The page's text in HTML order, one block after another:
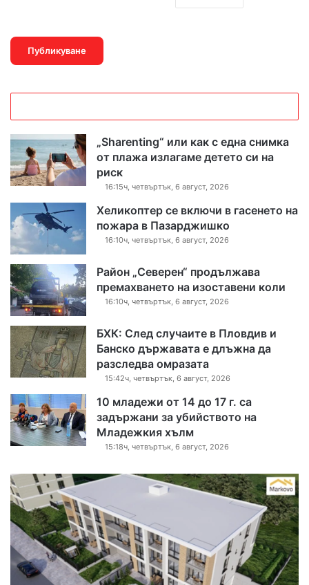
„Sharenting“ или как с една снимка
от плажа излагаме детето си на
риск
16:15ч, четвъртък, 6 август, 2026
Хеликоптер се включи в гасенето на
пожара в Пазарджишко
16:10ч, четвъртък, 6 август, 2026
Район „Северен“ продължава
премахването на изоставени коли
16:10ч, четвъртък, 6 август, 2026
БХК: След случаите в Пловдив и
Банско държавата е длъжна да
разследва омразата
15:42ч, четвъртък, 6 август, 2026
10 младежи от 14 до 17 г. са
задържани за убийството на
Младежкия хълм
15:18ч, четвъртък, 6 август, 2026